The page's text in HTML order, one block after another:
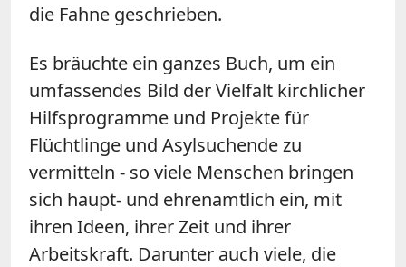
die Fahne geschrieben.
Es bräuchte ein ganzes Buch, um ein
umfassendes Bild der Vielfalt kirchlicher
Hilfsprogramme und Projekte für
Flüchtlinge und Asylsuchende zu
vermitteln - so viele Menschen bringen
sich haupt- und ehrenamtlich ein, mit
ihren Ideen, ihrer Zeit und ihrer
Arbeitskraft. Darunter auch viele, die